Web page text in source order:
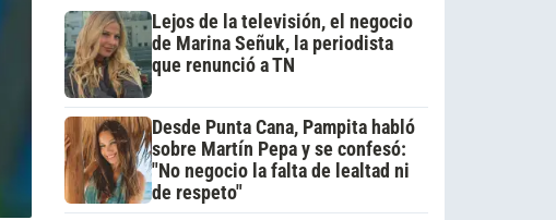
Lejos de la televisión, el negocio
de Marina Señuk, la periodista
que renunció a TN
Desde Punta Cana, Pampita habló
sobre Martín Pepa y se confesó:
"No negocio la falta de lealtad ni
de respeto"